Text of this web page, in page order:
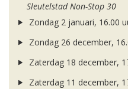
Sleutelstad Non-Stop 30
Zondag 2 januari, 16.00
Zondag 26 december,
Zaterdag 18 december,
Zaterdag 11 december,